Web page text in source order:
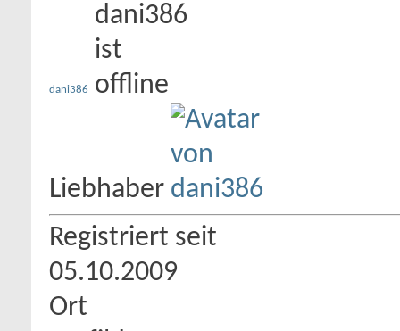
dani386
Liebhaber
Registriert seit
05.10.2009
Ort